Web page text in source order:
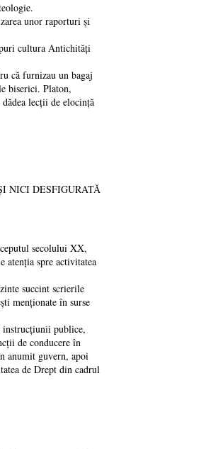
unor raporturi și
cultura Antichități
că furnizau un bagaj
biserici. Platon,
lecții de elocință
NICI DESFIGURATĂ
secolului XX,
atenția spre activitatea
succint scrierile
menționate în surse
instrucțiunii publice,
de conducere în
anumit guvern, apoi
de Drept din cadrul